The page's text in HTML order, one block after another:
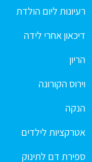
רעיונות ליום הולדת
דיכאון אחרי לידה
הריון
וירוס הקורונה
הנקה
אטרקציות לילדים
ספירת דם לתינוק